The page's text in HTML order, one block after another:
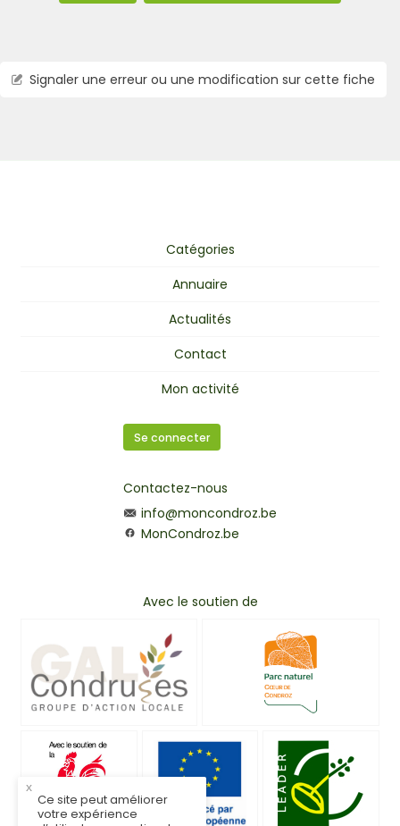
Signaler une erreur ou une modification sur cette fiche
Catégories
Annuaire
Actualités
Contact
Mon activité
Se connecter
Contactez-nous
info@moncondroz.be
MonCondroz.be
Avec le soutien de
x
Ce site peut améliorer
votre expérience